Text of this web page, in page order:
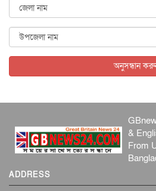
আন্তর্জাতিক
অনুসন্ধান
&
From
ADDRESS